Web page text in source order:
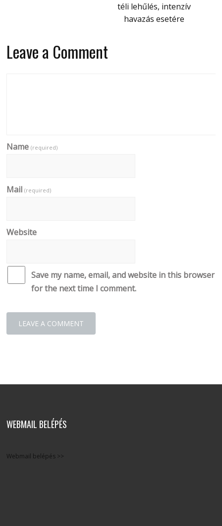
téli lehűlés, intenzív
havazás esetére
Leave a Comment
Name(required)
Mail(required)
Website
Save my name, email, and website in this browser
for the next time I comment.
WEBMAIL BELÉPÉS
Webmail belépés >>